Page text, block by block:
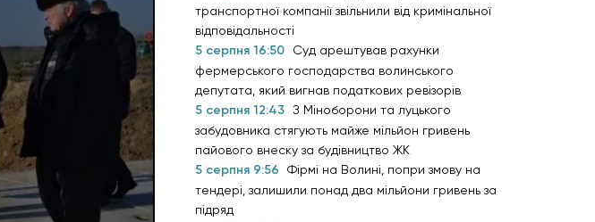
транспортної компанії звільнили від кримінальної
відповідальності
5 серпня 16:50
Суд арештував рахунки
фермерського господарства волинського
депутата, який вигнав податкових ревізорів
5 серпня 12:43 З Міноборони та луцького
забудовника стягують майже мільйон гривень
пайового внеску за будівництво ЖК
5 серпня 9:56
Фірмі на Волині, попри змову на
тендері, залишили понад два мільйони гривень за
підряд